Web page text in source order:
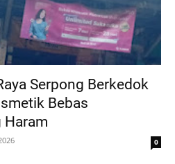
Serpong Berkedok
Bebas
Haram
0